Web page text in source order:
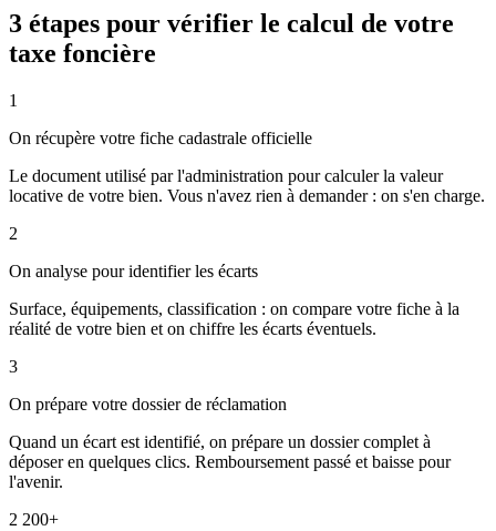
3 étapes pour vérifier le calcul de votre
taxe foncière
1
On récupère votre fiche cadastrale officielle
Le document utilisé par l'administration pour calculer la valeur
locative de votre bien. Vous n'avez rien à demander : on s'en charge.
2
On analyse pour identifier les écarts
Surface, équipements, classification : on compare votre fiche à la
réalité de votre bien et on chiffre les écarts éventuels.
3
On prépare votre dossier de réclamation
Quand un écart est identifié, on prépare un dossier complet à
déposer en quelques clics. Remboursement passé et baisse pour
l'avenir.
2 200+